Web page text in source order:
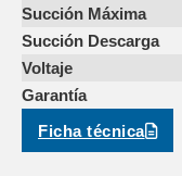
Succión Máxima
Succión Descarga
Voltaje
Garantía
Ficha técnica